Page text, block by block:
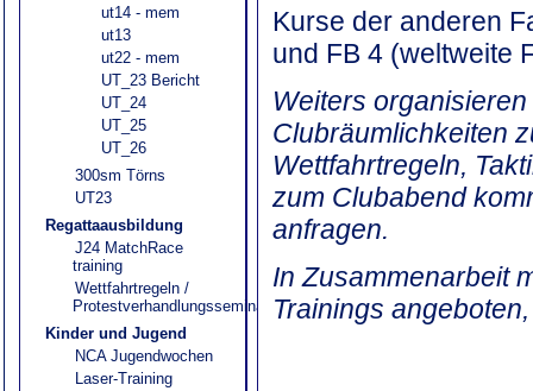
ut14 - mem
ut13
ut22 - mem
UT_23 Bericht
UT_24
UT_25
UT_26
300sm Törns
UT23
Regattaausbildung
J24 MatchRace
training
Wettfahrtregeln /
Protestverhandlungsseminar
Kinder und Jugend
NCA Jugendwochen
Laser-Training
Kurse der anderen
und FB 4 (weltweite
Weiters
Clubräumlichkeiten
Wettfahrtregeln,
zum Clubabend
anfragen.
In Zusammenarbeit
Trainings